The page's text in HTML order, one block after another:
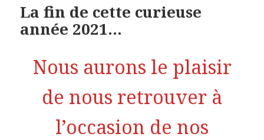
La fin de cette curieuse
année 2021…
Nous aurons le plaisir
de nous retrouver à
l’occasion de nos